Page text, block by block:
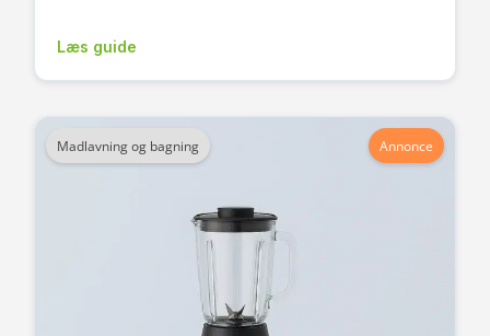
Læs guide
Madlavning og bagning Annonce